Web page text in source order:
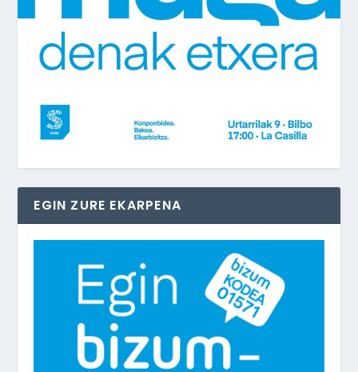
EGIN ZURE EKARPENA